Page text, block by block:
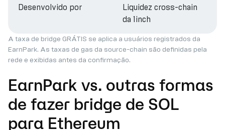
Desenvolvido por
Liquidez cross-chain
da 1inch
A taxa de bridge GRÁTIS se aplica a usuários registrados da
EarnPark. As taxas de gas da source-chain são definidas pela
rede e exibidas antes da confirmação.
EarnPark vs. outras formas
de fazer bridge de SOL
para Ethereum